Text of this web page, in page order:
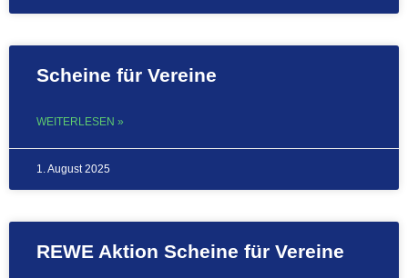
Scheine für Vereine
WEITERLESEN »
1. August 2025
REWE Aktion Scheine für Vereine